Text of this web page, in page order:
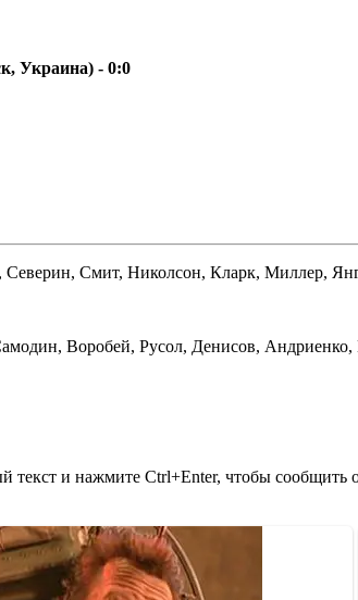
Украина) - 0:0
Смит, Николсон, Кларк, Миллер,
Воробей, Русол, Денисов, Андриенко,
текст и нажмите Ctrl+Enter, чтобы сообщить